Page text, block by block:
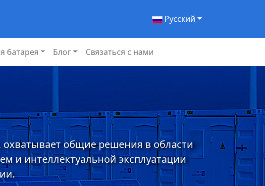
Pусский
батарея Блог Связаться с нами
охватывает общие решения в области
и интеллектуальной эксплуатации